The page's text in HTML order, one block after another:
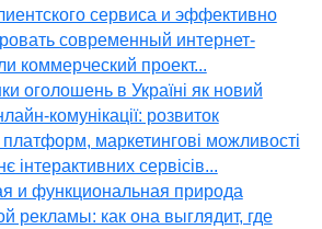
сервиса и эффективно
современный интернет-
коммерческий проект...
оголошень в Україні як новий
комунікації: розвиток
маркетингові можливості
інтерактивних сервісів...
и функциональная природа
рекламы: как она выглядит, где